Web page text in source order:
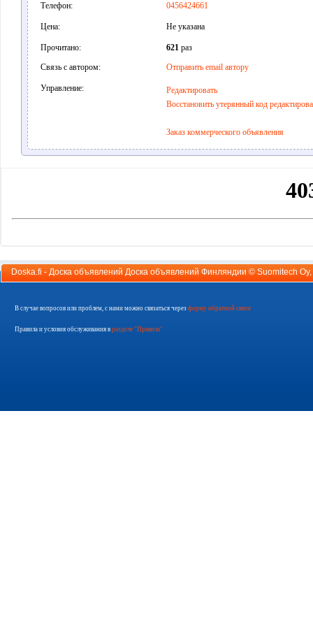
Телефон: 0456424661
Цена: Не указана
Прочитано: 621раз
Связь с автором:
Отправить email автору
Управление:
Редактировать
Восстановить утерянный код
Заказ коммерческого объявления
Doska.fi - Доска объявлений Доска объявлений Финляндии © Suomitech Oy
В случае вопросов или проблем, с нами можно связаться через форму обратной связи
Правила и условия обслуживания в разделе "Правила"